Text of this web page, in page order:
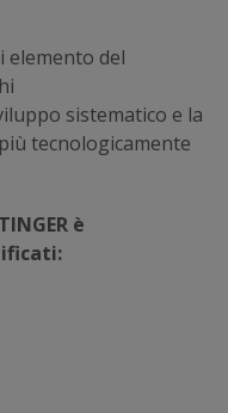
elemento del
sistematico e la
tecnologicamente
è